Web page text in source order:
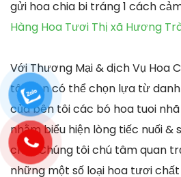
gửi hoa chia bi tráng 1 cách
Hàng Hoa Tươi Thị xã Hương
Với Thương Mại & dịch Vụ Hoa
tôi, bạn có thể chọn lựa từ
của bên tôi các bó hoa tuoi
nhằm biểu hiện lòng tiếc nuối &
chơi. Chúng tôi chú tâm quan
những một số loại hoa tươi